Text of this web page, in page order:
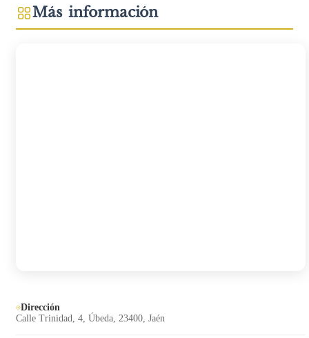
Más información
Dirección
Calle Trinidad, 4, Úbeda, 23400, Jaén